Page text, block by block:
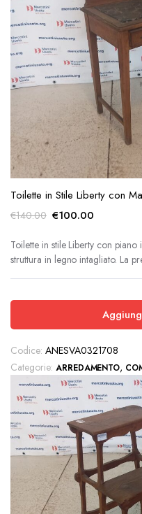
Toilette in Stile Liberty con
€140.00 Il
originale
era:
€140.00.
€100.00Il
attuale
è:
€100.00.
Toilette in stile Liberty con
struttura in legno intagliato. La
Codice: ANESVA0321708
Categorie: ARREDAMENTO,